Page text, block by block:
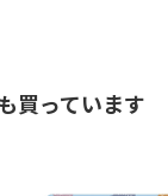
買っています